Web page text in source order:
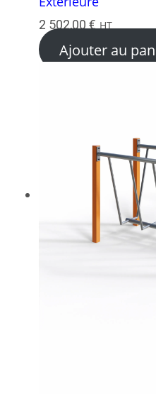
2 502,00€ HT
Ajouter au